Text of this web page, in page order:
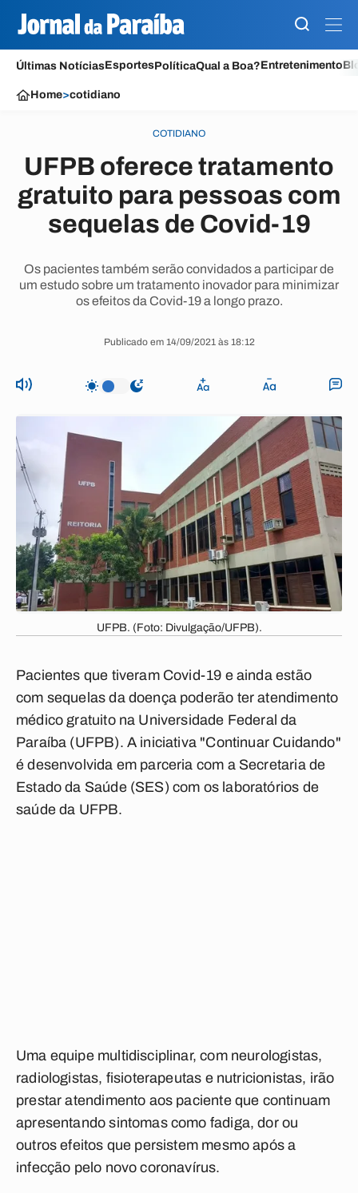
Últimas NotíciasEsportesPolíticaQual a Boa?Entretenimento
Home>cotidiano
COTIDIANO
UFPB oferece tratamento
gratuito para pessoas com
sequelas de Covid-19
Os pacientes também serão convidados a participar de
um estudo sobre um tratamento inovador para minimizar
os efeitos da Covid-19 a longo prazo.
Publicado em 14/09/2021 às 18:12
UFPB. (Foto: Divulgação/UFPB).
Pacientes que tiveram Covid-19 e ainda estão
com sequelas da doença poderão ter atendimento
médico gratuito na Universidade Federal da
Paraíba (UFPB). A iniciativa "Continuar Cuidando"
é desenvolvida em parceria com a Secretaria de
Estado da Saúde (SES) com os laboratórios de
saúde da UFPB.
Uma equipe multidisciplinar, com neurologistas,
radiologistas, fisioterapeutas e nutricionistas, irão
prestar atendimento aos paciente que continuam
apresentando sintomas como fadiga, dor ou
outros efeitos que persistem mesmo após a
infecção pelo novo coronavírus.